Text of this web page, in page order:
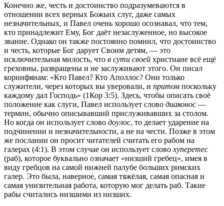
Конечно же, честь и достоинство подразумеваются в
отношении всех верных Божьих слуг, даже самых
незначительных, и Павел очень хорошо осознавал, что тем,
кто принадлежит Ему, Бог даёт незаслуженное, но высокое
звание. Однако он также постоянно помнил, что достоинство
и честь, которые Бог дарует Своим детям, — это
исключительная милость, что в сути своей христиане всё ещё
греховны, развращены и не заслуживают этого. Он писал
коринфянам: «Кто Павел? Кто Аполлос? Они только
служители, через которых вы уверовали, и притом поскольку
каждому дал Господь» (1Кор 3:5). Здесь, чтобы описать своё
положение как слуги, Павел использует слово диаконос —
термин, обычно описывавший прислуживавших за столом.
Но когда он использует слово доулос, то делает ударение на
подчинении и незначительности, а не на чести. Позже в этом
же послании он просит читателей считать его рабом на
галерах (4:1). В этом случае он использует слово хуперетес
(раб), которое буквально означает «низший гребец», имея в
виду гребцов на самой нижней палубе больших римских
галер. Это была, наверное, самая тяжёлая, самая опасная и
самая унизительная работа, которую мог делать раб. Такие
рабы считались низшими из низших.